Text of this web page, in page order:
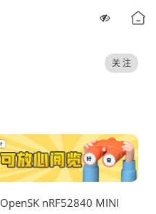
关 注
nRF52840 MINI